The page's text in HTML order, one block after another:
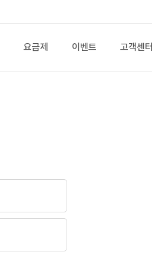
요금제 이벤트 고객센터